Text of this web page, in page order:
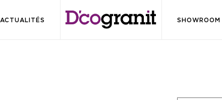
ACTUALITÉS SHOWROOM